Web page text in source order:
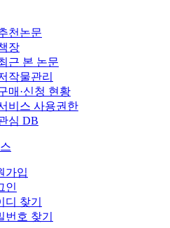
천논문
장
근 본 논문
작물관리
매·신청 현황
비스 사용권한
심 DB
가입
인
디 찾기
번호 찾기